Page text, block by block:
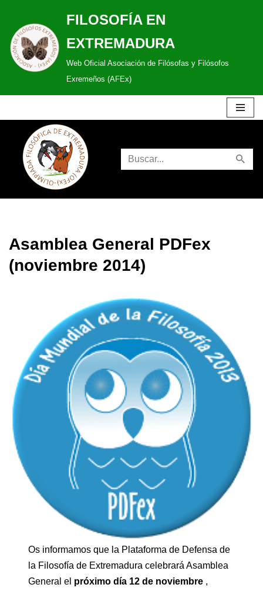
Saltar
al
contenido
FILOSOFÍA EN
EXTREMADURA
Web Oficial Asociación de Filósofas y Filósofos
Exremeños (AFEx)
Asamblea General PDFex
(noviembre 2014)
Os informamos que la Plataforma de Defensa de
la Filosofía de Extremadura celebrará Asamblea
General el próximo día 12 de noviembre ,